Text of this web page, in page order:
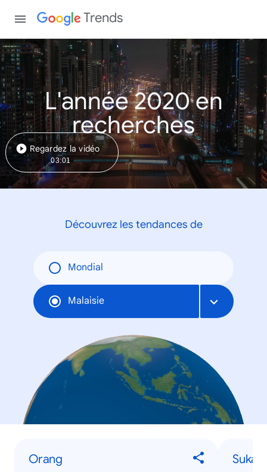
Trends
L'année 2020 en
recherches
Regardez la vidéo
03:01
Découvrez les tendances de
Mondial
Malaisie
Orang
Sukan